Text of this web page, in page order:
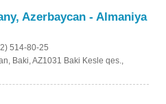
Azerbaycan - Almaniya
514-80-25
Baki, AZ1031 Baki Kesle qes.,